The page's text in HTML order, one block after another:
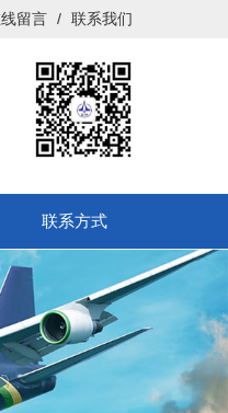
留言 / 联系我们
联系方式